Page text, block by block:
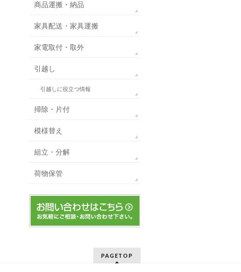
商品運搬・納品
家具配送・家具運搬
家電取付・取外
引越し
引越しに役立つ情報
掃除・片付
模様替え
組立・分解
荷物保管
PAGETOP